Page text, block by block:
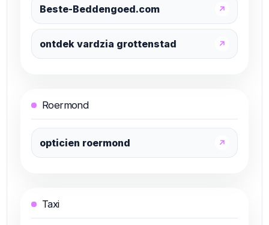
Beste-Beddengoed.com ↗
ontdek vardzia grottenstad ↗
Roermond
opticien roermond ↗
Taxi